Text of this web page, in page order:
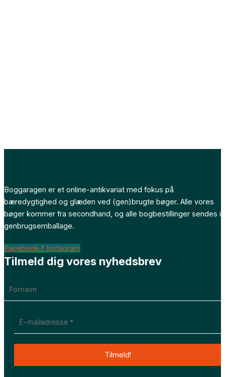
Boggaragen er et online-antikvariat med fokus på
bæredygtighed og glæden ved (gen)brugte bøger. Alle vores
bøger kommer fra secondhand, og alle bogbestillinger sendes i
genbrugsemballage.
Facebook-f Instagram
Tilmeld dig vores nyhedsbrev